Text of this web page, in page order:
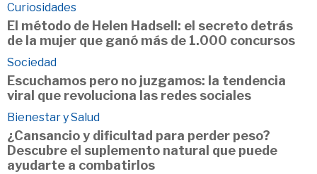
Curiosidades
El método de Helen Hadsell: el secreto detrás
de la mujer que ganó más de 1.000 concursos
Sociedad
Escuchamos pero no juzgamos: la tendencia
viral que revoluciona las redes sociales
Bienestar y Salud
¿Cansancio y dificultad para perder peso?
Descubre el suplemento natural que puede
ayudarte a combatirlos